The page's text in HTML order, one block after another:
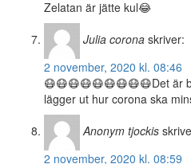
Zelatan är jätte kul😂
Julia corona skriver:
2 november, 2020 kl. 08:46
😷😷😷😷😷😷😷😷😷Det är
lägger ut hur corona ska
Anonym tjockis
2 november, 2020 kl. 08:59